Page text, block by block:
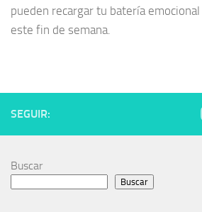
pueden recargar tu batería
este fin de semana.
SEGUIR:
Buscar
Buscar